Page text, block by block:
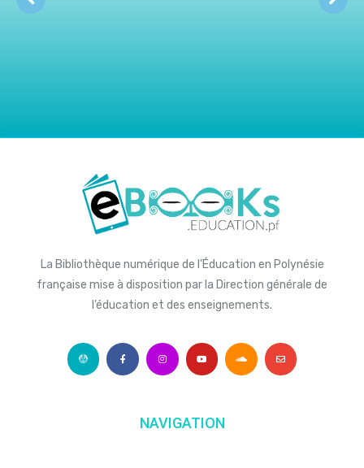
La Bibliothèque numérique de l’Éducation en Polynésie
française mise à disposition par la Direction générale de
l’éducation et des enseignements.
NAVIGATION